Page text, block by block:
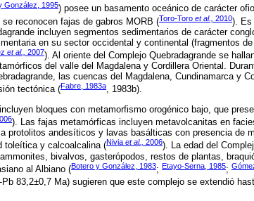
González, 1995) posee un basamento oceánico de carácter
reconocen fajas de gabros MORB (Toro-Toro et al., 2010). Es
incluyen segmentos sedimentarios de carácter
en su sector occidental y continental (fragmentos
et al., 2007). Al oriente del Complejo Quebradagrande se
del valle del Magdalena y Cordillera Oriental.
las cuencas del Magdalena, Cundinamarca y
tectónica (Fabre, 1983a, 1983b).
bloques con metamorfismo orogénico bajo, que
). Las fajas metamórficas incluyen metavolcanitas en
protolitos andesíticos y lavas basálticas con presencia de
toleítica y calcoalcalina (Nivia et al., 2006). La edad del
bivalvos, gasterópodos, restos de plantas,
al Albiano (Botero y González, 1983; Etayo-Serna, 1985;
83,2±0,7 Ma) sugieren que este complejo se extendió